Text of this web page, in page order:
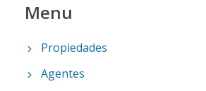
Menu
Propiedades
Agentes